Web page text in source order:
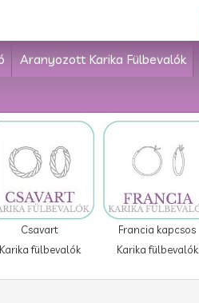
Aranyozott Karika Fülbevalók
Csavart
Karika fülbevalók
Francia kapcsos
Karika fülbevalók